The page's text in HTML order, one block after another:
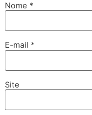
Nome *
E-mail *
Site